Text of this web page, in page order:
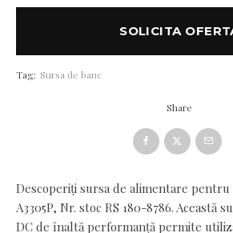
Descoperiți sursa de alimentare pentru
A3305P, Nr. stoc RS 180-8786. Această
DC de înaltă performanță permite
SOLICITA
Tag: Sursa de banc
Share